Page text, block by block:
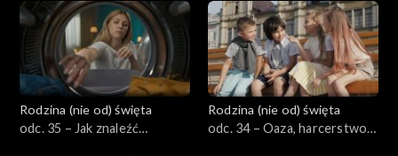
w świecie hejtu i obojętności
wszystkiego – i jak to
zmienić?
Rodzina (nie od) święta
odc. 35 – Jak znaleźć
Rodzina (nie od) święta
odc. 34 – Oaza, harcerstwo,